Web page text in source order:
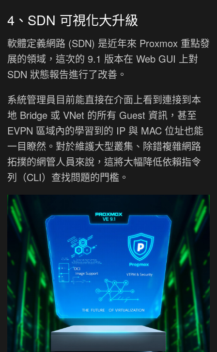
4、SDN 可視化大升級
軟體定義網路 (SDN) 是近年來 Proxmox 重點發
展的領域，這次的 9.1 版本在 Web GUI 上對
SDN 狀態報告進行了改善。
系統管理員目前能直接在介面上看到連接到本
地 Bridge 或 VNet 的所有 Guest 資訊，甚至
EVPN 區域內的學習到的 IP 與 MAC 位址也能
一目瞭然。對於維護大型叢集、除錯複雜網路
拓撲的網管人員來說，這將大幅降低依賴指令
列（CLI）查找問題的門檻。